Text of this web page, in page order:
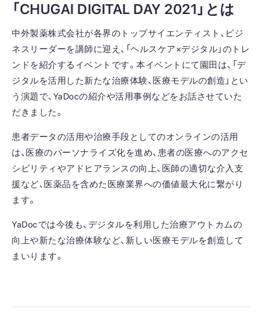
「CHUGAI DIGITAL DAY 2021」とは
中外製薬株式会社が各界のトップサイエンティスト、ビジ
ネスリーダーを講師に迎え、「ヘルスケア×デジタル」のトレ
ンドを紹介するイベントです。本イベントにて園田は、「デ
ジタルを活用した新たな治療体験、医療モデルの創造」とい
う演題で、YaDocの紹介や活用事例などをお話させていた
だきました。
患者データの活用や治療手段としてのオンラインの活用
は、医療のパーソナライズ化を進め、患者の医療へのアクセ
シビリティやアドヒアランスの向上、医師の適切な介入支
援など、医薬品を含めた医療業界への価値最大化に繋がり
ます。
YaDocでは今後も、デジタルを利用した治療アウトカムの
向上や新たな治療体験など、新しい医療モデルを創造して
まいります。